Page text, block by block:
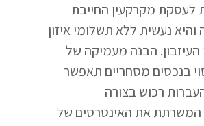
לעסקת מקרקעין החייבת
נעשית ללא תשלומי איזון
העיזבון. הבנה מעמיקה של
בנכסים מסחריים תאפשר
רכוש בצורה
המשרתת את האינטרסים של